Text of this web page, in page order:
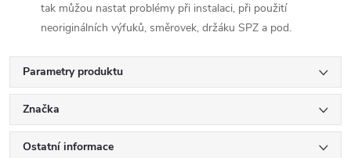
tak můžou nastat problémy při instalaci, při použití
neoriginálních výfuků, směrovek, držáku SPZ a pod.
Parametry produktu
Značka
Ostatní informace